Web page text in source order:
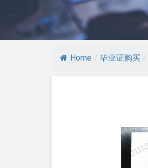
Home / 毕业证购买 /